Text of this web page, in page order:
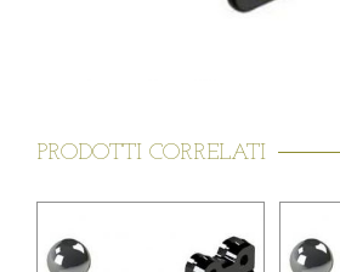
PRODOTTI CORRELATI